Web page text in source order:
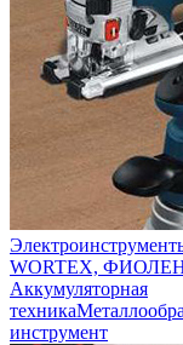
WORTEX,
Аккумуляторная
техника
инструмент